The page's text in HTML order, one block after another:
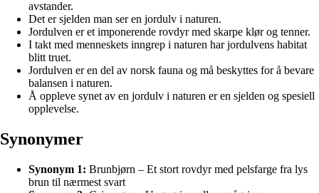
avstander.
Det er sjelden man ser en jordulv i naturen.
Jordulven er et imponerende rovdyr med skarpe klør og tenner.
I takt med menneskets inngrep i naturen har jordulvens habitat
blitt truet.
Jordulven er en del av norsk fauna og må beskyttes for å bevare
balansen i naturen.
Å oppleve synet av en jordulv i naturen er en sjelden og spesiell
opplevelse.
Synonymer
Synonym 1: Brunbjørn – Et stort rovdyr med pelsfarge fra lys
brun til nærmest svart